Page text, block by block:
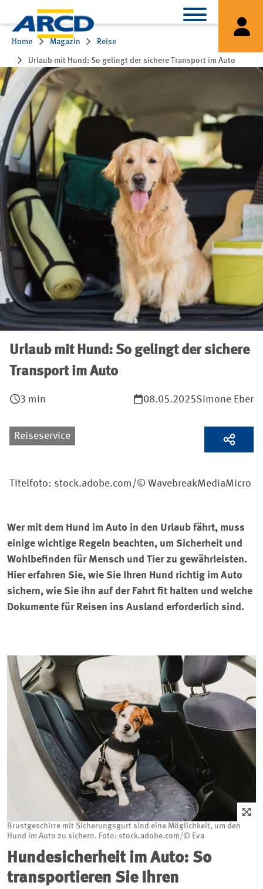
Home Magazin Reise
Urlaub mit Hund: So gelingt der sichere Transport im Auto
Urlaub mit Hund: So gelingt der sichere
Transport im Auto
3 min 08.05.2025Simone Eber
Reiseservice
Titelfoto: stock.adobe.com/© WavebreakMediaMicro
Wer mit dem Hund im Auto in den Urlaub fährt, muss
einige wichtige Regeln beachten, um Sicherheit und
Wohlbefinden für Mensch und Tier zu gewährleisten.
Hier erfahren Sie, wie Sie Ihren Hund richtig im Auto
sichern, wie Sie ihn auf der Fahrt fit halten und welche
Dokumente für Reisen ins Ausland erforderlich sind.
Brustgeschirre mit Sicherungsgurt sind eine Möglichkeit, um den
Hund im Auto zu sichern. Foto: stock.adobe.com/© Eva
Hundesicherheit im Auto: So
transportieren Sie Ihren